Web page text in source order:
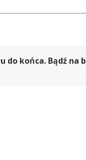
do końca. Bądź na